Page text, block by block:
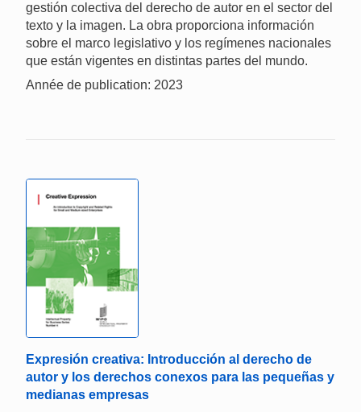
gestión colectiva del derecho de autor en el sector del
texto y la imagen. La obra proporciona información
sobre el marco legislativo y los regímenes nacionales
que están vigentes en distintas partes del mundo.
Année de publication: 2023
Expresión creativa: Introducción al derecho de
autor y los derechos conexos para las pequeñas y
medianas empresas